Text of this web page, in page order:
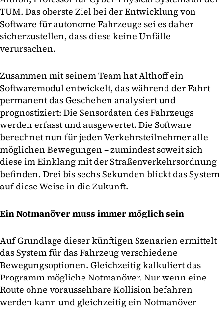
TUM. Das oberste Ziel bei der Entwicklung von
Software für autonome Fahrzeuge sei es daher
sicherzustellen, dass diese keine Unfälle
verursachen.
Zusammen mit seinem Team hat Althoff ein
Softwaremodul entwickelt, das während der Fahrt
permanent das Geschehen analysiert und
prognostiziert: Die Sensordaten des Fahrzeugs
werden erfasst und ausgewertet. Die Software
berechnet nun für jeden Verkehrsteilnehmer alle
möglichen Bewegungen – zumindest soweit sich
diese im Einklang mit der Straßenverkehrsordnung
befinden. Drei bis sechs Sekunden blickt das System
auf diese Weise in die Zukunft.
Ein Notmanöver muss immer möglich sein
Auf Grundlage dieser künftigen Szenarien ermittelt
das System für das Fahrzeug verschiedene
Bewegungsoptionen. Gleichzeitig kalkuliert das
Programm mögliche Notmanöver. Nur wenn eine
Route ohne voraussehbare Kollision befahren
werden kann und gleichzeitig ein Notmanöver